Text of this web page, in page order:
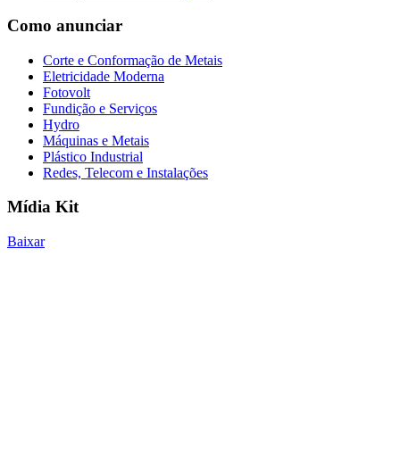
Como anunciar
Corte e Conformação de Metais
Eletricidade Moderna
Fotovolt
Fundição e Serviços
Hydro
Máquinas e Metais
Plástico Industrial
Redes, Telecom e Instalações
Mídia Kit
Baixar